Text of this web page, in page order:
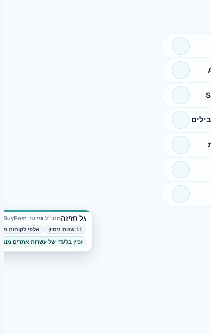
גל חזיזהמנכ״ל ומייסד BuyPost
11 שנות ניסיון
אלפי לקוחות
זכיין בלעדי של עשרות אתרים